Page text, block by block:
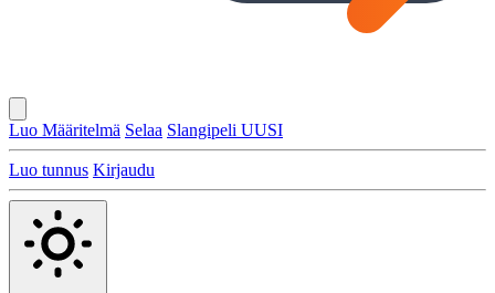
Luo Määritelmä Selaa Slangipeli UUSI
Luo tunnus Kirjaudu